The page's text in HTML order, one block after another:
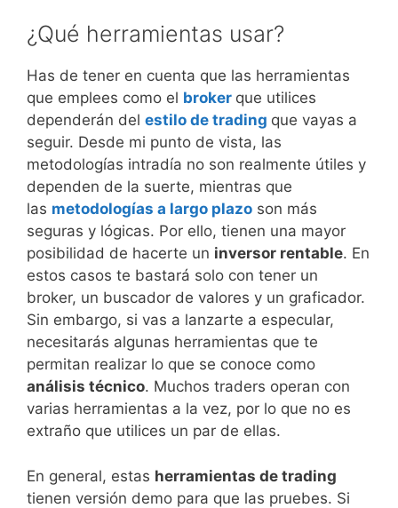
¿Qué herramientas usar?
Has de tener en cuenta que las herramientas
que emplees como el broker que utilices
dependerán del estilo de trading que vayas a
seguir. Desde mi punto de vista, las
metodologías intradía no son realmente útiles y
dependen de la suerte, mientras que
las metodologías a largo plazo son más
seguras y lógicas. Por ello, tienen una mayor
posibilidad de hacerte un inversor rentable. En
estos casos te bastará solo con tener un
broker, un buscador de valores y un graficador.
Sin embargo, si vas a lanzarte a especular,
necesitarás algunas herramientas que te
permitan realizar lo que se conoce como
análisis técnico. Muchos traders operan con
varias herramientas a la vez, por lo que no es
extraño que utilices un par de ellas.
En general, estas herramientas de trading
tienen versión demo para que las pruebes. Si